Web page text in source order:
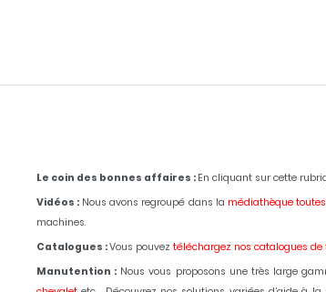
Le coin des bonnes affaires : En cliquant sur cette
Vidéos : Nous avons regroupé dans la médiathèque
machines.
Catalogues :Vous pouvez téléchargez nos catalogues de
Manutention : Nous vous proposons une très large